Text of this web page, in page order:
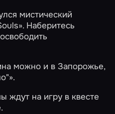
мистический
. Наберитесь
можно и в Запорожье,
.
ждут на игру в квесте